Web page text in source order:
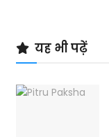
यह भी पढ़ें